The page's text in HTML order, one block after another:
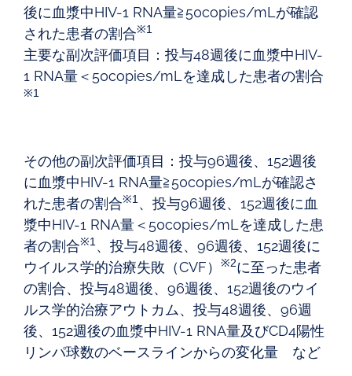
後に血漿中HIV-1 RNA量≧50copies/mLが確認
された患者の割合※1
主要な副次評価項目：投与48週後に血漿中HIV-
1 RNA量＜50copies/mLを達成した患者の割合
※1
その他の副次評価項目：投与96週後、152週後
に血漿中HIV-1 RNA量≧50copies/mLが確認さ
れた患者の割合※1 、投与96週後、152週後に血
漿中HIV-1 RNA量＜50copies/mLを達成した患
者の割合※1 、投与48週後、96週後、152週後に
ウイルス学的治療失敗（CVF）
※2に至った患者
の割合、投与48週後、96週後、152週後のウイ
ルス学的治療アウトカム、投与48週後、96週
後、152週後の血漿中HIV-1 RNA量及びCD4陽性
リンパ球数のベースラインからの変化量 など